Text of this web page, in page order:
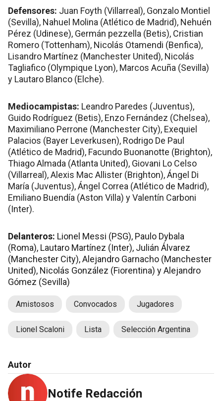
Defensores: Juan Foyth (Villarreal), Gonzalo Montiel
(Sevilla), Nahuel Molina (Atlético de Madrid), Nehuén
Pérez (Udinese), Germán pezzella (Betis), Cristian
Romero (Tottenham), Nicolás Otamendi (Benfica),
Lisandro Martínez (Manchester United), Nicolás
Tagliafico (Olympique Lyon), Marcos Acuña (Sevilla)
y Lautaro Blanco (Elche).
Mediocampistas: Leandro Paredes (Juventus),
Guido Rodríguez (Betis), Enzo Fernández (Chelsea),
Maximiliano Perrone (Manchester City), Exequiel
Palacios (Bayer Leverkusen), Rodrigo De Paul
(Atlético de Madrid), Facundo Buonanotte (Brighton),
Thiago Almada (Atlanta United), Giovani Lo Celso
(Villarreal), Alexis Mac Allister (Brighton), Ángel Di
María (Juventus), Ángel Correa (Atlético de Madrid),
Emiliano Buendía (Aston Villa) y Valentín Carboni
(Inter).
Delanteros: Lionel Messi (PSG), Paulo Dybala
(Roma), Lautaro Martínez (Inter), Julián Álvarez
(Manchester City), Alejandro Garnacho (Manchester
United), Nicolás González (Fiorentina) y Alejandro
Gómez (Sevilla)
Amistosos Convocados Jugadores
Lionel Scaloni Lista Selección Argentina
Autor
Notife Redacción